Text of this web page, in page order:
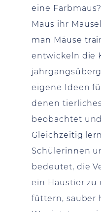
eine
Maus ihr
man Mäuse
entwickeln die
eigene Ideen
denen
beobachtet
Gleichzeitig
Schülerinnen
bedeutet, die
ein Haustier zu
füttern, sauber